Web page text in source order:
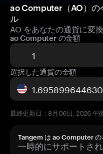
ao Computer（AO）の
ル
AO をあなたの通貨に変換
ao Computer の金額
選択した通貨の金額
最終更新日：8月06日, 2026 午
Tangem は ao Computer の
一時的にサポートさ